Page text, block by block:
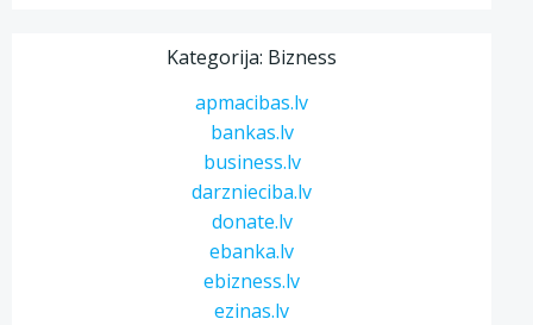
Kategorija: Bizness
apmacibas.lv
bankas.lv
business.lv
darznieciba.lv
donate.lv
ebanka.lv
ebizness.lv
ezinas.lv